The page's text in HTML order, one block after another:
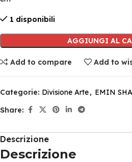
1 disponibili
AGGIUNGI AL
Add to compare Add to
Categorie: Divisione Arte, EMIN
Share:
Descrizione
Descrizione